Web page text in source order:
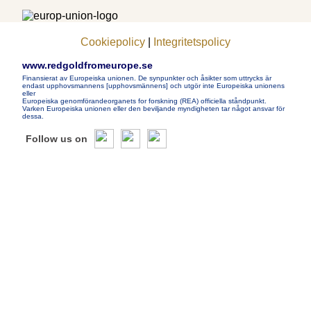
Cookiepolicy Integritetspolicy
www.redgoldfromeurope.se
Finansierat av Europeiska unionen. De synpunkter och åsikter som uttrycks är
endast upphovsmannens [upphovsmännens] och utgör inte Europeiska unionens
eller
Europeiska genomförandeorganets for forskning (REA) officiella ståndpunkt.
Varken Europeiska unionen eller den beviljande myndigheten tar något ansvar för
dessa.
Follow us on